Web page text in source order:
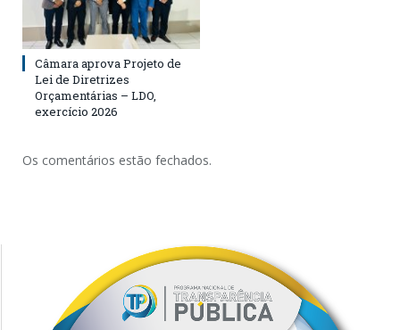
Câmara aprova Projeto de
Lei de Diretrizes
Orçamentárias – LDO,
exercício 2026
Os comentários estão fechados.